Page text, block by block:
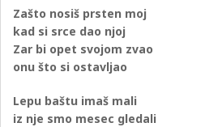
Zašto nosiš prsten moj
kad si srce dao njoj
Zar bi opet svojom zvao
onu što si ostavljao
Lepu baštu imaš mali
iz nje smo mesec gledali